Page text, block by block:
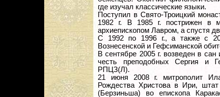
где изучал классические языки.
Поступил в Свято-Троицкий
1982 г. В 1985 г. пострижен в
архиепископом Лавром, а спустя
С 1992 по 1996 г., а также с
Вознесенской и Гефсиманской
В сентябре 2005 г. возведен в
честь преподобных Сергия и
РПЦЗ(Л).
21 июня 2008 г. митрополит
Рождества Христова в Ири,
(Берзиньша) во епископа